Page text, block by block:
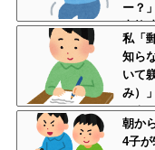
ー？
事故
置親
私「
知ら
いて
み）
そう
なん
朝か
4子